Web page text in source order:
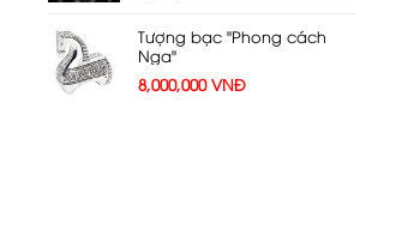
Tượng bạc "Phong cách
Nga"
8,000,000VNĐ